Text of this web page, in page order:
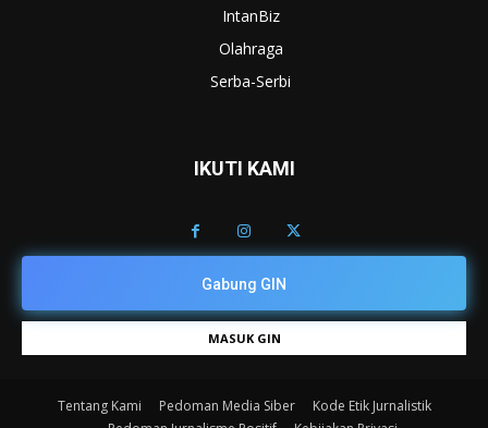
IntanBiz
Olahraga
Serba-Serbi
IKUTI KAMI
Gabung GIN
MASUK GIN
Tentang Kami Pedoman Media Siber
Kode Etik Jurnalistik